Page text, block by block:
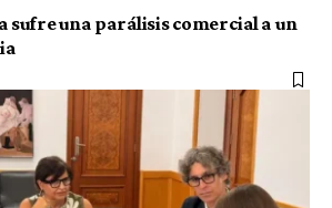
sufre una parálisis comercial a un